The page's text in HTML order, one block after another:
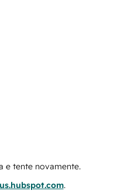
e tente novamente.
.